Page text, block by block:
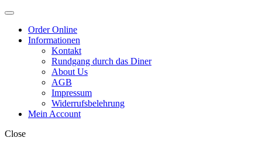
Skip
navigation
Skip
content
Menu
Order Online
Informationen
Kontakt
Rundgang durch das Diner
About Us
AGB
Impressum
Widerrufsbelehrung
Mein Account
Close